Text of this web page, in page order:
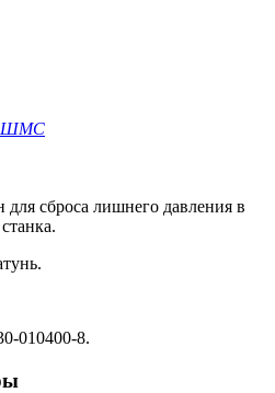
ШМС
сброса лишнего давления в
010400-8.